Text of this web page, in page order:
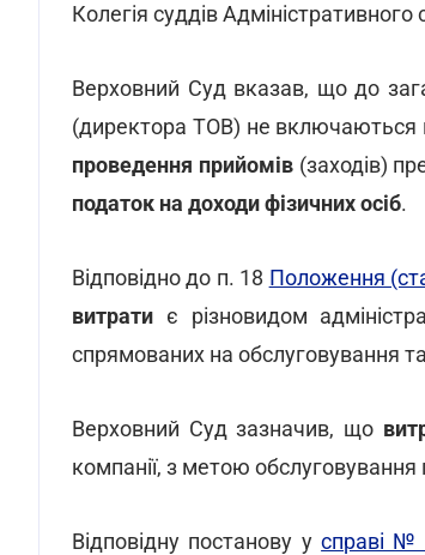
Колегія суддів
Верховний Суд вказав, що до
(директора ТОВ) не включаються
проведення прийомів(заходів)
податок на доходи фізичних осіб.
Відповідно до п. 18 Положення
витрати є різновидом
спрямованих на обслуговування
Верховний Суд зазначив, що
компанії, з метою
Відповідну постанову усправі №